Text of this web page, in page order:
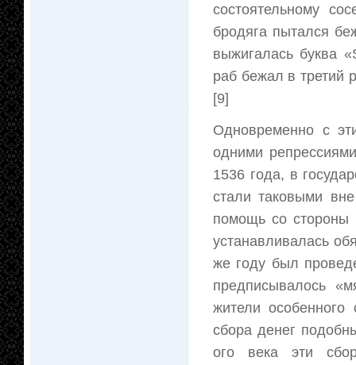
состоятельному
бродяга пытался
выжигалась буква
раб бежал в третий
[9]
Одновременно с
одними
1536 года, в
стали таковыми
помощь со стороны
устанавливалась
же году был
предписывалось
жители
сбора денег
ого века эти